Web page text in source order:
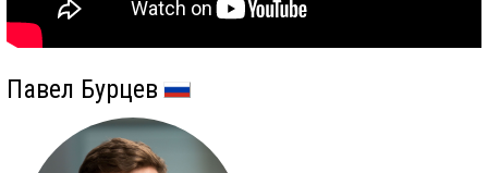
Павел Бурцев